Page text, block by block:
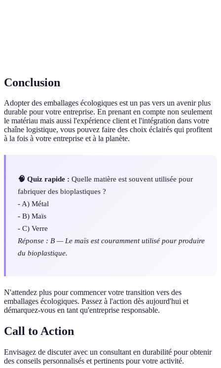
Conclusion
Adopter des emballages écologiques est un pas vers un avenir plus
durable pour votre entreprise. En prenant en compte non seulement
le matériau mais aussi l'expérience client et l'intégration dans votre
chaîne logistique, vous pouvez faire des choix éclairés qui profitent
à la fois à votre entreprise et à la planète.
🧠 Quiz rapide : Quelle matière est souvent utilisée pour
fabriquer des bioplastiques ?
- A) Métal
- B) Maïs
- C) Verre
Réponse : B — Le maïs est couramment utilisé pour produire
du bioplastique.
N'attendez plus pour commencer votre transition vers des
emballages écologiques. Passez à l'action dès aujourd'hui et
démarquez-vous en tant qu'entreprise responsable.
Call to Action
Envisagez de discuter avec un consultant en durabilité pour obtenir
des conseils personnalisés et pertinents pour votre activité.